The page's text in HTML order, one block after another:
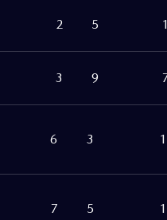
2 5
3 9
6 3
7 5